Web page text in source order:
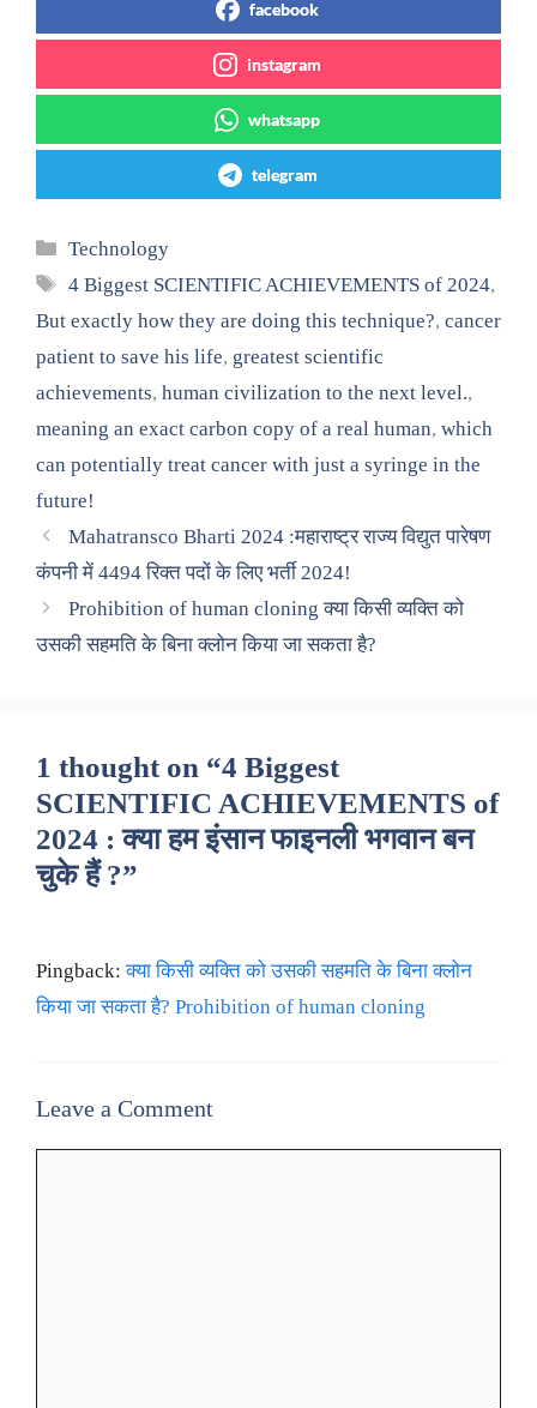
facebook
instagram
whatsapp
telegram
Categories
Technology
Tags
4 Biggest SCIENTIFIC ACHIEVEMENTS of 2024,
But exactly how they are doing this technique?, cancer
patient to save his life, greatest scientific
achievements, human civilization to the next level.,
meaning an exact carbon copy of a real human, which
can potentially treat cancer with just a syringe in the
future!
Mahatransco Bharti 2024 :महाराष्ट्र राज्य विद्युत पारेषण
कंपनी में 4494 रिक्त पदों के लिए भर्ती 2024!
Prohibition of human cloning क्या किसी व्यक्ति को
उसकी सहमति के बिना क्लोन किया जा सकता है?
1 thought on “4 Biggest
SCIENTIFIC ACHIEVEMENTS of
2024 : क्या हम इंसान फाइनली भगवान बन
चुके हैं ?”
Pingback:क्या किसी व्यक्ति को उसकी सहमति के बिना क्लोन
किया जा सकता है? Prohibition of human cloning
Leave a Comment